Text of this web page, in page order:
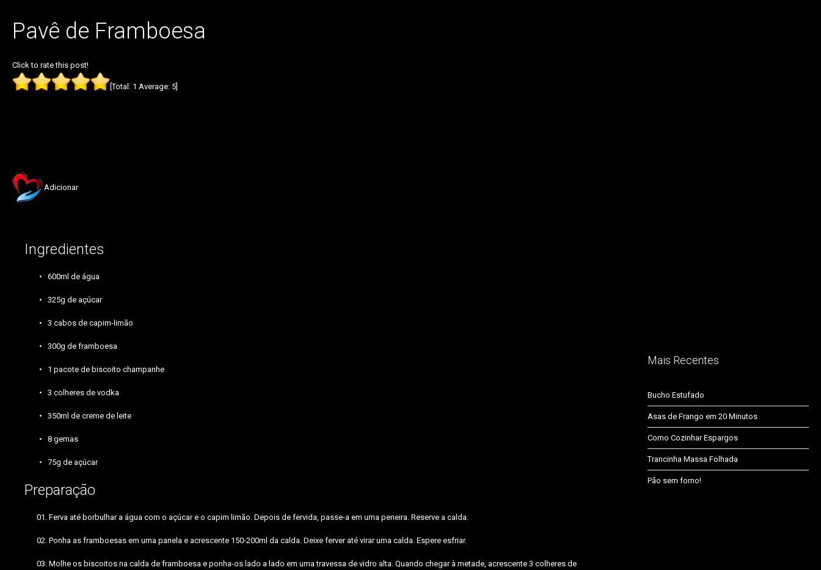
Pavê de Framboesa
Click to rate this post!
[Total: 1 Average: 5
Adicionar
Ingredientes
600ml de água
325g de açúcar
3 cabos de capim-limão
300g de framboesa
1 pacote de biscoito champanhe
3 colheres de vodka
350ml de creme de leite
8 gemas
75g de açúcar
Preparação
Ferva até borbulhar a água com o açúcar e o capim limão. Depois de fervida, passe-a em uma peneira. Reserve a calda.
Ponha as framboesas em uma panela e acrescente 150-200ml da calda. Deixe ferver até virar uma calda. Espere esfriar.
Molhe os biscoitos na calda de framboesa e ponha-os lado a lado em uma travessa de vidro alta. Quando chegar à metade, acrescente 3 colheres de
Mais Recentes
Bucho Estufado
Asas de Frango em 20 Minutos
Como Cozinhar Espargos
Trancinha Massa Folhada
Pão sem forno!